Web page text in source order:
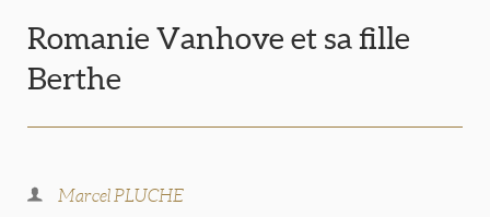
Romanie Vanhove et sa fille
Berthe
Marcel PLUCHE